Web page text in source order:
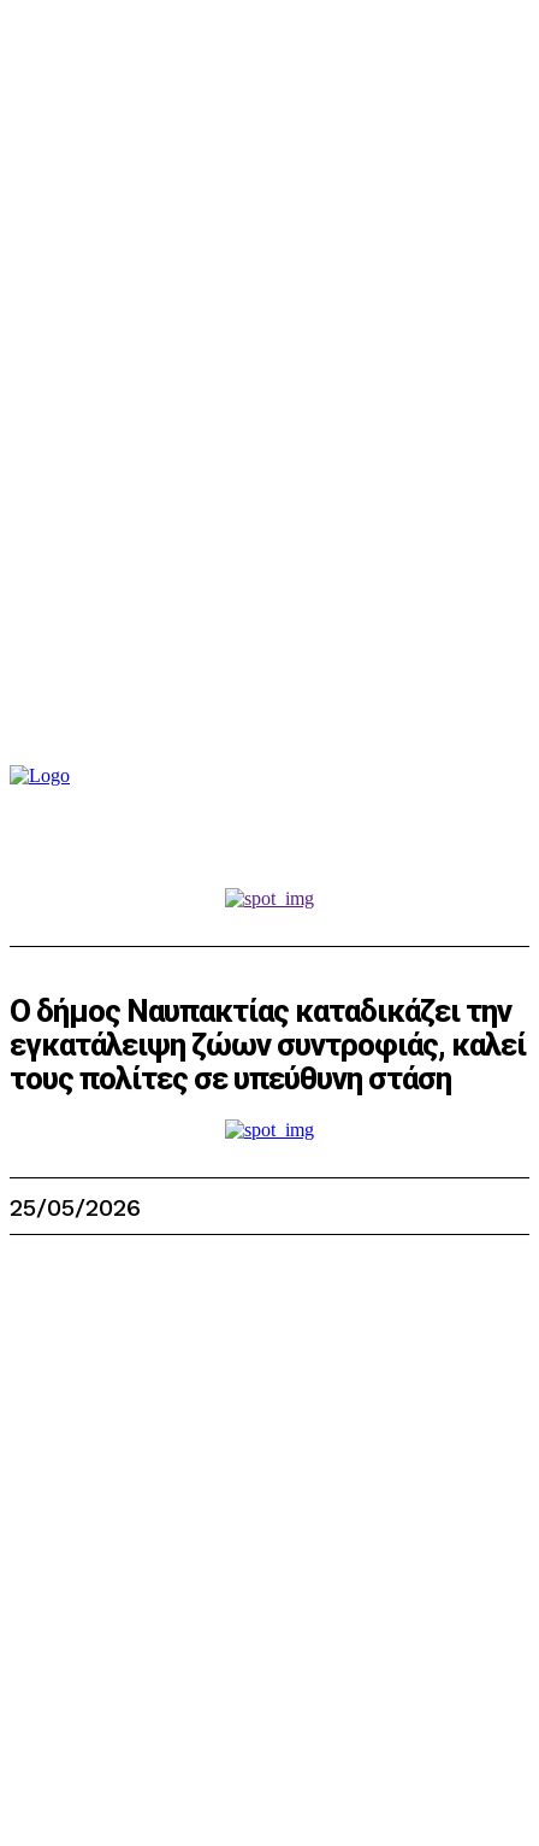
Ο δήμος Ναυπακτίας καταδικάζει την
εγκατάλειψη ζώων συντροφιάς, καλεί
τους πολίτες σε υπεύθυνη στάση
25/05/2026